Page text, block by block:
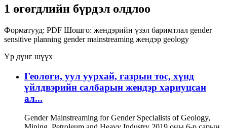
1 өгөгдлийн бүрдэл олдлоо
Форматууд: PDF Шошго: жендэрийн үзэл баримтлал gender
sensitive planning gender mainstreaming жендэр geology
Үр дүнг шүүх
Геологи, уул уурхай, газрын тос, хүнд
үйлдвэрийн салбарын жендэр хариуцсан
ал...
Gender Mainstreaming for Gender Specialists of Geology,